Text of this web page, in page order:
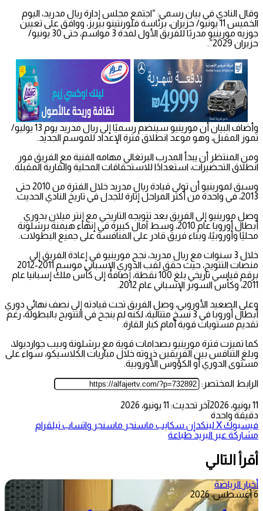
وقال النادي في بيان رسمي: “اجتمع مجلس إدارة ريال مدريد، اليوم
الخميس 11 يونيو/ حزيران، برئاسة فلورنتينو بيريز، ووافق على تعيين
جوزيه مورينيو مدربًا للفريق الأول لمدة 3 مواسم، حتى 30 يونيو/
حزيران 2029”.
وأضاف البيان أن مورينيو سينضم رسميًا إلى ريال مدريد يوم 13 يوليو/
تموز المقبل، وهو موعد انطلاق فترة الإعداد للموسم الجديد.
ومن المنتظر أن يبدأ المدرب البرتغالي مهامه الفنية مع الفريق فور
انطلاق التحضيرات، استعدادًا للاستحقاقات المحلية والقارية المقبلة.
وسبق لمورينيو أن تولى قيادة ريال مدريد خلال الفترة من 2010 حتى
2013، في واحدة من أكثر المراحل إثارة للجدل في تاريخ النادي الحديث.
وصل مورينيو إلى الفريق بعد تتويجه التاريخي مع إنتر ميلان بدوري
أبطال أوروبا عام 2010، وسط آمال كبيرة في إنهاء هيمنة برشلونة
محليًا وأوروبيًا، وبناء فريق قادر على المنافسة على جميع البطولات.
خلال 3 سنوات مع ريال مدريد، نجح مورينيو في إعادة الفريق إلى
منصات التتويج، حيث حقق لقب الدوري الإسباني موسم 2011-2012
برقم قياسي تاريخي بلغ 100 نقطة، إضافة إلى كأس ملك إسبانيا عام
2011، وكأس السوبر الإسباني عام 2012.
وعلى الصعيد الأوروبي، وصل الفريق تحت قيادته إلى نصف نهائي دوري
أبطال أوروبا في 3 نسخ متتالية، لكنه لم ينجح في التتويج بالبطولة، رغم
تقديم مستويات قوية أمام كبار القارة.
كما تميزت فترة مورينيو بصدامات قوية مع برشلونة وبيب جوارديولا،
وبلغ التنافس بين الفريقين ذروته خلال مباريات الكلاسيكو، سواء على
مستوى الدوري أو الكؤوس الأوروبية.
الرابط المختصر:
11 يونيو، 2026
آخر تحديث: 11 يونيو، 2026
دقيقة واحدة
فيسبوك‫Xلينكدإن سكايب ماسنجر ماسنجر واتساب تيلقرام
مشاركة عبر البريد طباعة
أقرأ التالي
أخبار الرياضة
6 أغسطس، 2026